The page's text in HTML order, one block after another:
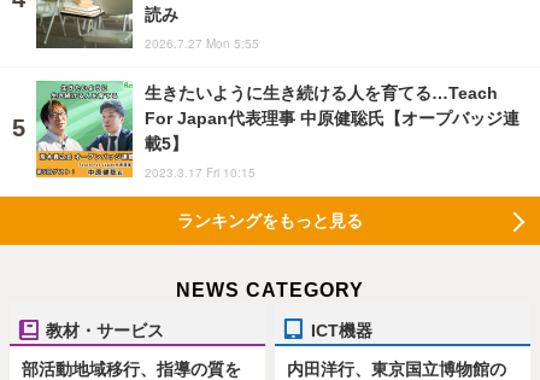
読み
2026.7.27 Mon 5:55
生きたいように生き続ける人を育てる…Teach
For Japan代表理事 中原健聡氏【オープバッジ連
載5】
2023.3.17 Fri 10:15
ランキングをもっと見る
NEWS CATEGORY
教材・サービス
部活動地域移行、指導の質を
ICT機器
内田洋行、東京国立博物館の